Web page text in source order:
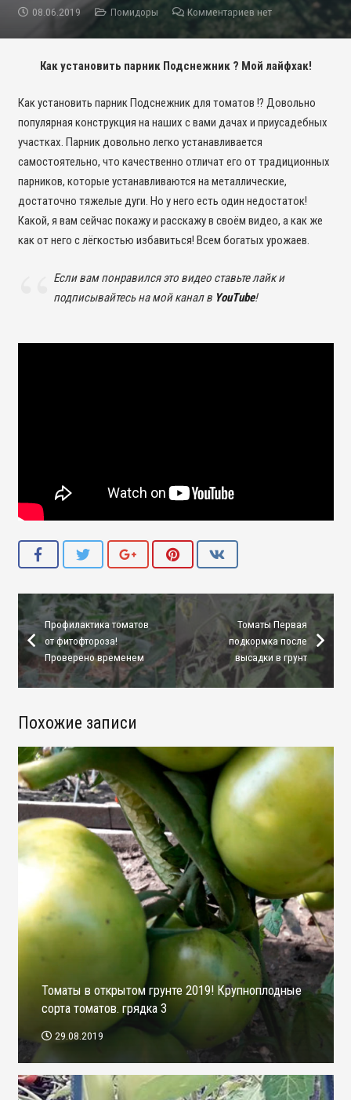
08.06.2019 Помидоры Комментариев нет
Как установить парник Подснежник ? Мой лайфхак!
Как установить парник Подснежник для томатов !? Довольно
популярная конструкция на наших с вами дачах и приусадебных
участках. Парник довольно легко устанавливается
самостоятельно, что качественно отличат его от традиционных
парников, которые устанавливаются на металлические,
достаточно тяжелые дуги. Но у него есть один недостаток!
Какой, я вам сейчас покажу и расскажу в своём видео, а как же
как от него с лёгкостью избавиться! Всем богатых урожаев.
Если вам понравился это видео ставьте лайк и
подписывайтесь на мой канал в YouTube!
Томаты Первая
подкормка после
высадки в грунт
Профилактика томатов
от фитофтороза!
Проверено временем
Похожие записи
Томаты в открытом грунте 2019! Крупноплодные
сорта томатов. грядка 3
29.08.2019